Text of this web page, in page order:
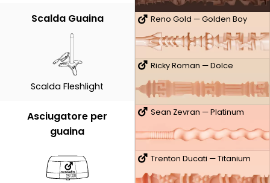
Reno Gold — Golden Boy
Ricky Roman — Dolce
Sean Zevran — Platinum
Trenton Ducati — Titanium
Scalda Guaina
Scalda Fleshlight
Asciugatore per
guaina